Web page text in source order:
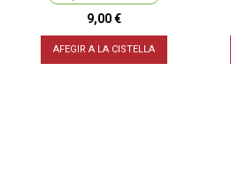
9,00 €
AFEGIR A LA CISTELLA